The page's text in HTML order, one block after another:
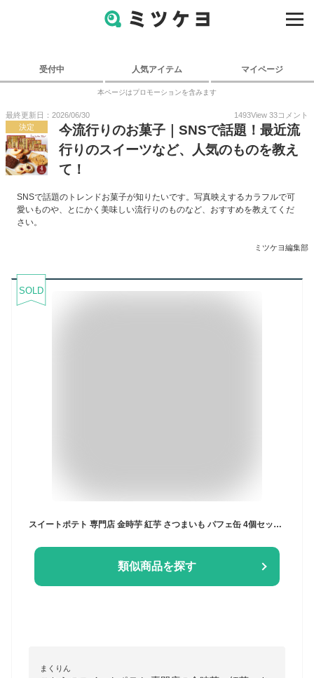
受付中 人気アイテム マイページ
本ページはプロモーションを含みます
最終更新日：2026/06/30 1493View 33コメント
決定
今流行りのお菓子｜SNSで話題！最近流
行りのスイーツなど、人気のものを教え
て！
SNSで話題のトレンドお菓子が知りたいです。写真映えするカラフルで可
愛いものや、とにかく美味しい流行りのものなど、おすすめを教えてくだ
さい。
ミツケヨ編集部
SOLD
スイートポテト 専門店 金時芋 紅芋 さつまいも パフェ缶 4個セット／FLANDERS FRITES フランダースフリッツ【送料無料】
類似商品を探す
まくりん